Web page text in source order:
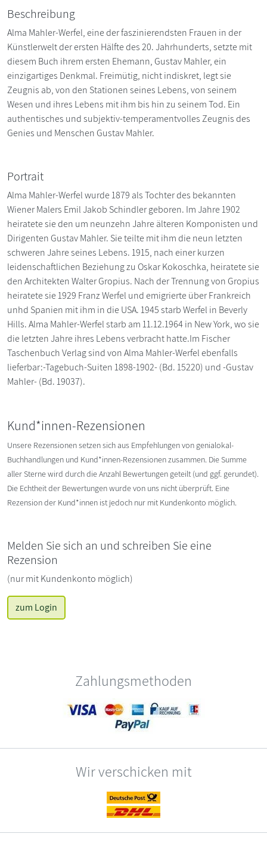
Beschreibung
Alma Mahler-Werfel, eine der faszinierendsten Frauen in der
Künstlerwelt der ersten Hälfte des 20. Jahrhunderts, setzte mit
diesem Buch ihrem ersten Ehemann, Gustav Mahler, ein
einzigartiges Denkmal. Freimütig, nicht indiskret, legt sie
Zeugnis ab, von den Stationen seines Lebens, von seinem
Wesen und ihres Lebens mit ihm bis hin zu seinem Tod. Ein
authentisches und subjektiv-temperamentvolles Zeugnis des
Genies und Menschen Gustav Mahler.
Portrait
Alma Mahler-Werfel wurde 1879 als Tochter des bekannten
Wiener Malers Emil Jakob Schindler geboren. Im Jahre 1902
heiratete sie den um neunzehn Jahre älteren Komponisten und
Dirigenten Gustav Mahler. Sie teilte mit ihm die neun letzten
schweren Jahre seines Lebens. 1915, nach einer kurzen
leidenschaftlichen Beziehung zu Oskar Kokoschka, heiratete sie
den Architekten Walter Gropius. Nach der Trennung von Gropius
heiratete sie 1929 Franz Werfel und emigrierte über Frankreich
unhd Spanien mit ihm in die USA. 1945 starb Werfel in Beverly
Hills. Alma Mahler-Werfel starb am 11.12.1964 in New York, wo sie
die letzten Jahre ihres Lebens verbracht hatte.Im Fischer
Taschenbuch Verlag sind von Alma Mahler-Werfel ebenfalls
lieferbar:-Tagebuch-Suiten 1898-1902- (Bd. 15220) und -Gustav
Mahler- (Bd. 19037).
Kund*innen-Rezensionen
Unsere Rezensionen setzen sich aus Empfehlungen von genialokal-
Buchhandlungen und Kund*innen-Rezensionen zusammen. Die Summe
aller Sterne wird durch die Anzahl Bewertungen geteilt (und ggf. gerundet).
Die Echtheit der Bewertungen wurde von uns nicht überprüft. Eine
Rezension der Kund*innen ist jedoch nur mit Kundenkonto möglich.
Melden Sie sich an und schreiben Sie eine
Rezension
(nur mit Kundenkonto möglich)
zum Login
Zahlungsmethoden
Wir verschicken mit